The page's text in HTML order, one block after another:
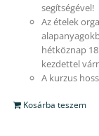
segítségével!
Az ételek
hétköznap
kezdettel
A kurzus
Kosárba teszem